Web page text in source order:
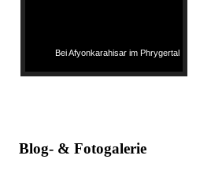
Bei Afyonkarahisar im Phrygertal
Blog- & Fotogalerie